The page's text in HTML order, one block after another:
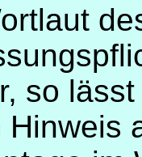
so
Hinweis